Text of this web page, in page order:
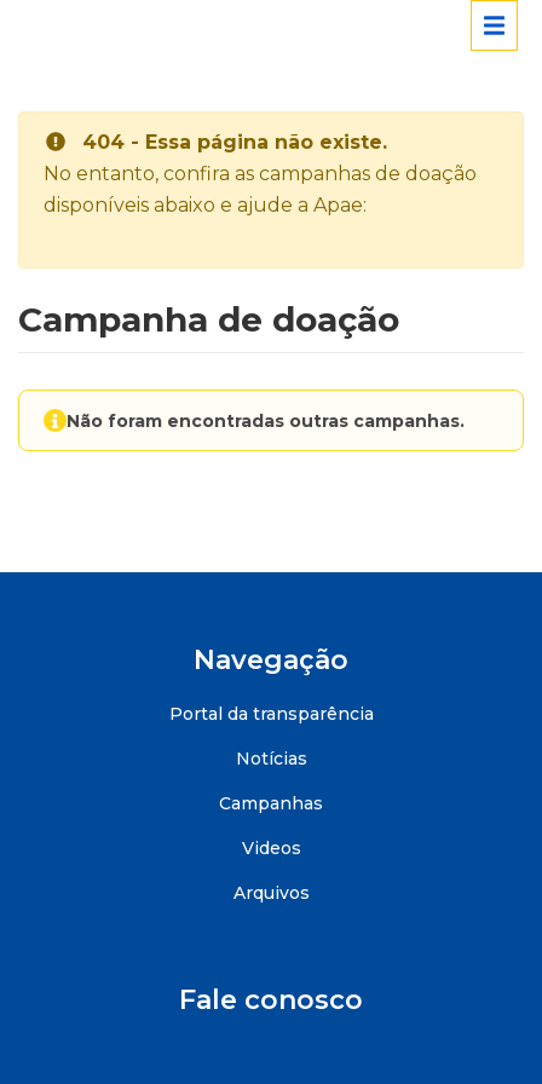
404 - Essa página não existe.
No entanto, confira as campanhas de doação
disponíveis abaixo e ajude a Apae:
Campanha de doação
Não foram encontradas outras campanhas.
Navegação
Portal da transparência
Notícias
Campanhas
Videos
Arquivos
Fale conosco